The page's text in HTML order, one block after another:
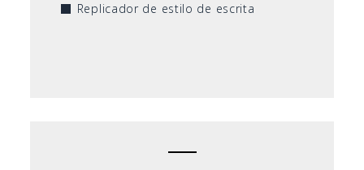
Replicador de estilo de escrita